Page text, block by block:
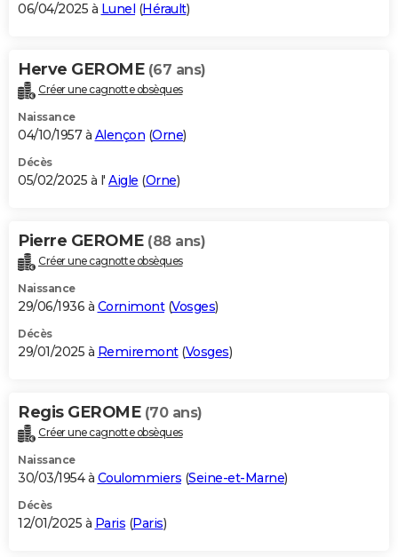
06/04/2025 à Lunel (Hérault)
Herve GEROME (67 ans)
Créer une cagnotte obsèques
Naissance
04/10/1957 à Alençon (Orne)
Décès
05/02/2025 à l' Aigle (Orne)
Pierre GEROME (88 ans)
Créer une cagnotte obsèques
Naissance
29/06/1936 à Cornimont(Vosges)
Décès
29/01/2025 à Remiremont(Vosges)
Regis GEROME (70 ans)
Créer une cagnotte obsèques
Naissance
30/03/1954 à Coulommiers (Seine-et-Marne)
Décès
12/01/2025 à Paris (Paris)